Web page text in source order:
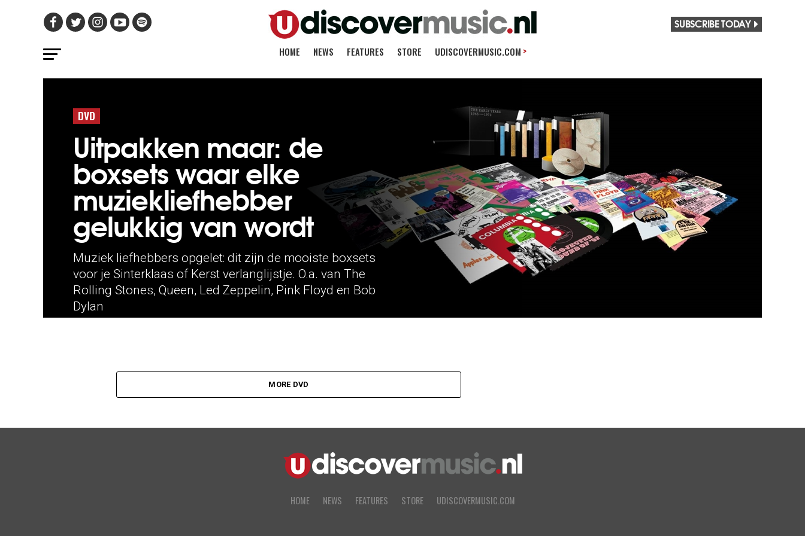
SUBSCRIBE TODAY
HOME NEWS FEATURES STORE UDISCOVERMUSIC.COM >
DVD
Uitpakken maar: de
boxsets waar elke
muziekliefhebber
gelukkig van wordt
Muziek liefhebbers opgelet: dit zijn de mooiste boxsets
voor je Sinterklaas of Kerst verlanglijstje. O.a. van The
Rolling Stones, Queen, Led Zeppelin, Pink Floyd en Bob
Dylan
MORE DVD
HOME NEWS FEATURES STORE UDISCOVERMUSIC.COM